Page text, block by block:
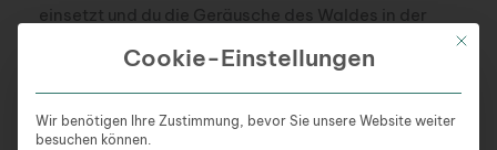
einsetzt und du die Geräusche des Waldes in der
in der zweiten Nacht wirst du dich an den Wald und
seine Geräusche gewöhnt haben und so gut
schlafen, wie vermutlich lange nicht mehr. Bis dich
Mit
Cookie-Einstellungen
Wir benötigen Ihre Zustimmung, bevor Sie unsere Website weiter
besuchen können.